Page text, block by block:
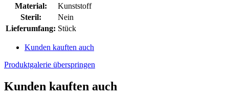
Material:
Kunststoff
Steril:
Nein
Lieferumfang: Stück
Kunden kauften auch
Produktgalerie überspringen
Kunden kauften auch